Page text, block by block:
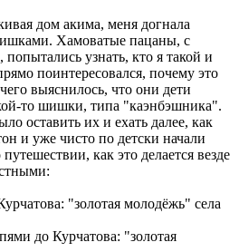
дом акима, меня догнала
Хамоватые пацаны, с
узнать, кто я такой и
поинтересовался, почему это
выяснилось, что они дети
то шишки, типа "каэнбэшника".
оставить их и ехать далее, как
и уже чисто по детски начали
как это делается везде
до Курчатова: "золотая